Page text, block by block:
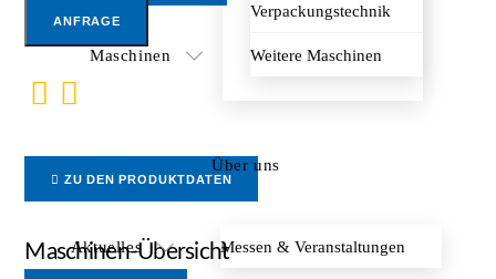
Maschinen
Verpackungstechnik
Weitere Maschinen
Über uns
Aktuelles Messen & Veranstaltungen
ANFRAGE
ZU DEN PRODUKTDATEN
Maschinen-Übersicht